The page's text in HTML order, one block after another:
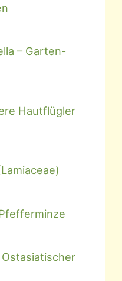
– Garten-
Hautflügler